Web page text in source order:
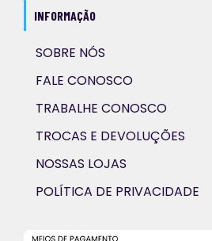
INFORMAÇÃO
SOBRE NÓS
FALE CONOSCO
TRABALHE CONOSCO
TROCAS E DEVOLUÇÕES
NOSSAS LOJAS
POLÍTICA DE PRIVACIDADE